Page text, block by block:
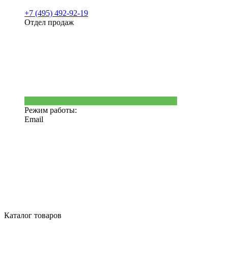
+7 (495) 492-92-19
Отдел продаж
Режим работы:
Email
Каталог товаров